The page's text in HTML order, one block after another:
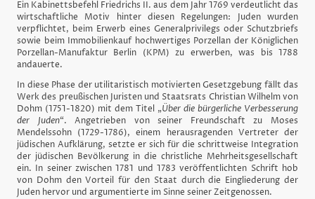
Ein Kabinettsbefehl Friedrichs II. aus dem Jahr 1769 verdeutlicht das
wirtschaftliche Motiv hinter diesen Regelungen: Juden wurden
verpflichtet, beim Erwerb eines Generalprivilegs oder Schutzbriefs
sowie beim Immobilienkauf hochwertiges Porzellan der Königlichen
Porzellan-Manufaktur Berlin (KPM) zu erwerben, was bis 1788
andauerte.
In diese Phase der utilitaristisch motivierten Gesetzgebung fällt das
Werk des preußischen Juristen und Staatsrats Christian Wilhelm von
Dohm (1751-1820) mit dem Titel „Über die bürgerliche Verbesserung
der Juden“. Angetrieben von seiner Freundschaft zu Moses
Mendelssohn (1729-1786), einem herausragenden Vertreter der
jüdischen Aufklärung, setzte er sich für die schrittweise Integration
der jüdischen Bevölkerung in die christliche Mehrheitsgesellschaft
ein. In seiner zwischen 1781 und 1783 veröffentlichten Schrift hob
von Dohm den Vorteil für den Staat durch die Eingliederung der
Juden hervor und argumentierte im Sinne seiner Zeitgenossen.